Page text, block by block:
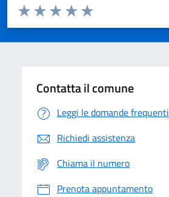
Domanda
Valuta da 1 a 5 stelle la pagina
Valuta 5 stelle su 5
Valuta 4 stelle su 5
Valuta 3 stelle su 5
Valuta 2 stelle su 5
Valuta 1 stelle su 5
Contatta il comune
Leggi le domande frequenti
Richiedi assistenza
Chiama il numero
Prenota appuntamento